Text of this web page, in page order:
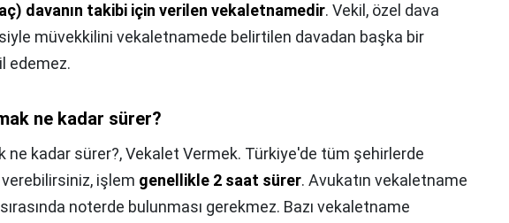
davanın takibi için verilen vekaletnamedir. Vekil, özel dava
müvekkilini vekaletnamede belirtilen davadan başka bir
edemez.
ne kadar sürer?
ne kadar sürer?,Vekalet Vermek. Türkiye'de tüm şehirlerde
işlem genellikle 2 saat sürer. Avukatın vekaletname
noterde bulunması gerekmez. Bazı vekaletname